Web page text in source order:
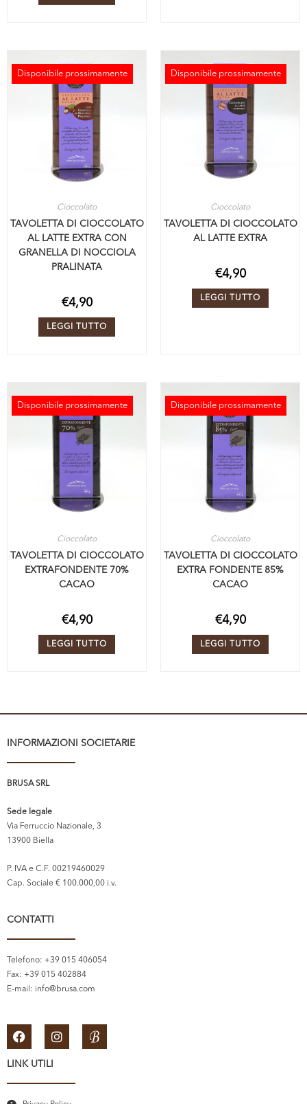
Disponibile prossimamente
ESAURITO
Cioccolato
TAVOLETTA DI CIOCCOLATO
AL LATTE EXTRA CON
GRANELLA DI NOCCIOLA
PRALINATA
€4,90
LEGGI TUTTO
Disponibile prossimamente
ESAURITO
Cioccolato
TAVOLETTA DI CIOCCOLATO
AL LATTE EXTRA
€4,90
LEGGI TUTTO
Disponibile prossimamente
ESAURITO
Cioccolato
TAVOLETTA DI CIOCCOLATO
EXTRAFONDENTE 70%
CACAO
€4,90
LEGGI TUTTO
Disponibile prossimamente
ESAURITO
Cioccolato
TAVOLETTA DI CIOCCOLATO
EXTRA FONDENTE 85%
CACAO
€4,90
LEGGI TUTTO
INFORMAZIONI SOCIETARIE
BRUSA SRL
Sede legale
Via Ferruccio Nazionale, 3
13900 Biella
P. IVA e C.F. 00219460029
Cap. Sociale € 100.000,00 i.v.
CONTATTI
Telefono: +39 015 406054
Fax: +39 015 402884
E-mail: info@brusa.com
LINK UTILI